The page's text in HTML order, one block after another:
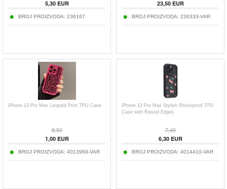
5,30EUR
BROJ PROIZVODA: 236167
23,50EUR
BROJ PROIZVODA: 236333-VAR
iPhone 13 Pro Max Leopard Print TPU Case
8,50
1,00EUR
BROJ PROIZVODA: 4013960-VAR
iPhone 13 Pro Max Stylish Shockproof TPU
Case with Raised Edges
7,40
6,30EUR
BROJ PROIZVODA: 4014410-VAR